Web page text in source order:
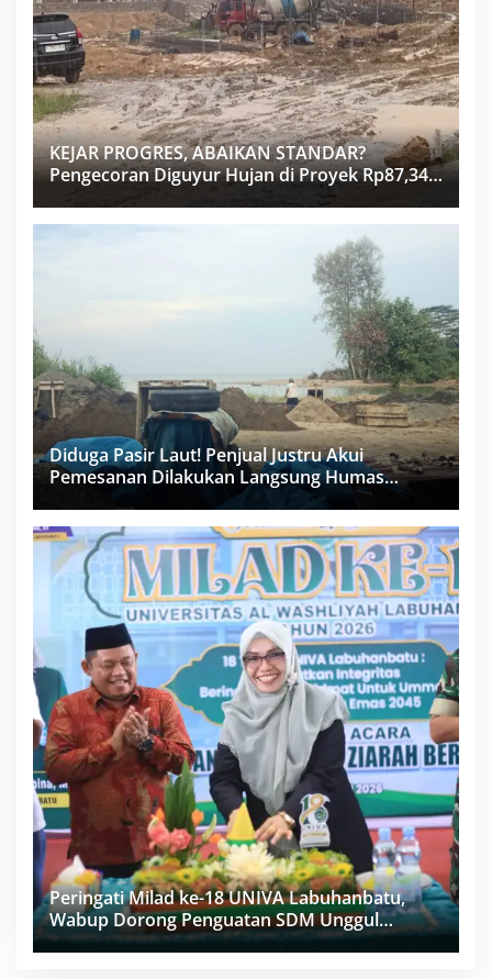
KEJAR PROGRES, ABAIKAN STANDAR?
Pengecoran Diguyur Hujan di Proyek Rp87,34
Miliar Sukma Nias, Konsultan, Pengawas dan
PPK Bungkam
Diduga Pasir Laut! Penjual Justru Akui
Pemesanan Dilakukan Langsung Humas
Peringati Milad ke-18 UNIVA Labuhanbatu,
Wabup Dorong Penguatan SDM Unggul
Menuju Indonesia Emas 2045